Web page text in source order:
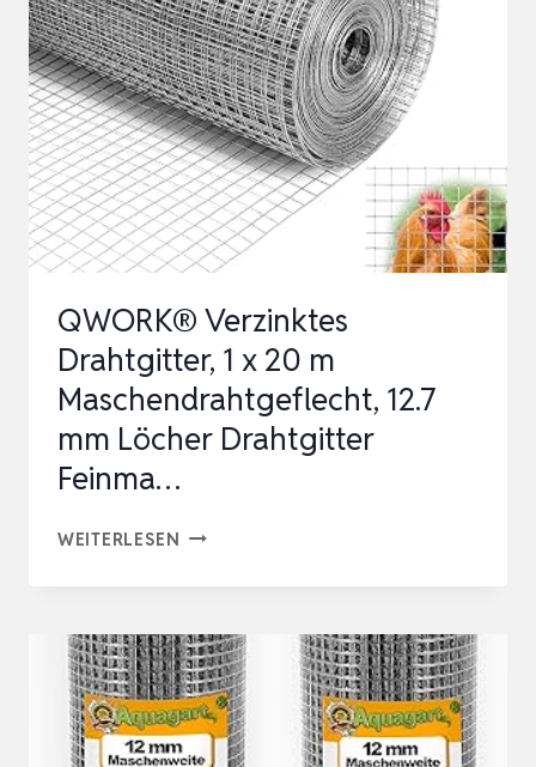
MASCHENWEITE
6,3MM,
VERZINKTER
MA…
QWORK® Verzinktes
Drahtgitter, 1 x 20 m
Maschendrahtgeflecht, 12.7
mm Löcher Drahtgitter
Feinma…
WEITERLESEN QWORK®
1
X
20
M